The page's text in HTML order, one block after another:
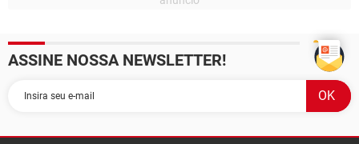
ASSINE NOSSA NEWSLETTER!